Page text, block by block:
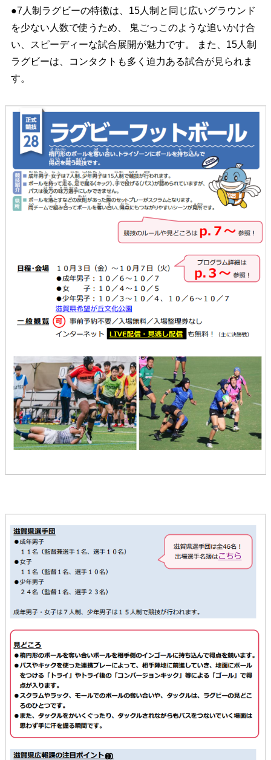
●7人制ラグビーの特徴は、15人制と同じ広いグラウンド
を少ない人数で使うため、 鬼ごっこのような追いかけ合
い、スピーディーな試合展開が魅力です。 また、15人制
ラグビーは、コンタクトも多く迫力ある試合が見られま
す。